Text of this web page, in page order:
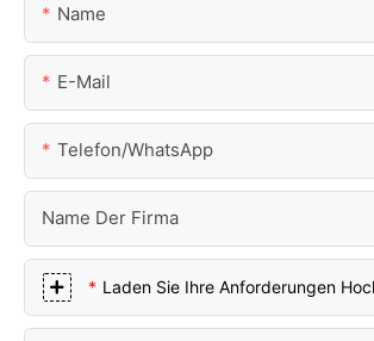
Name
E-Mail
Telefon/WhatsApp
Name Der Firma
Laden Sie Ihre Anforderungen